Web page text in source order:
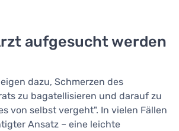
aufgesucht werden
dazu, Schmerzen des
zu bagatellisieren und darauf zu
von selbst vergeht". In vielen Fällen
Ansatz – eine leichte